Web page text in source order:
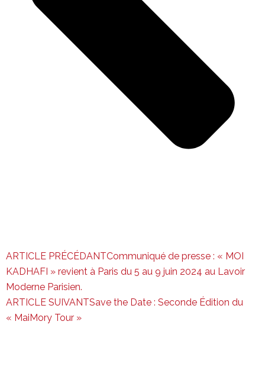
ARTICLE PRÉCÉDANTCommuniqué de presse : « MOI
KADHAFI » revient à Paris du 5 au 9 juin 2024 au Lavoir
Moderne Parisien.
ARTICLE SUIVANTSave the Date : Seconde Édition du
« MaiMory Tour »